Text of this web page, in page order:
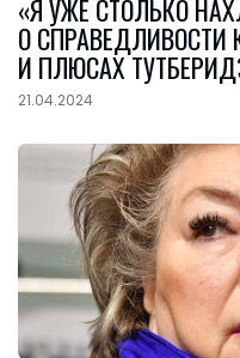
«Я УЖЕ СТОЛЬКО
О СПРАВЕДЛИВОСТИ
И ПЛЮСАХ
21.04.2024